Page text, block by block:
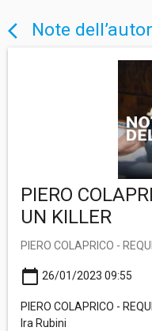
arrow_back_ios Note
PIERO
UN KILLER
PIERO COLAPRICO -
calendar_today 26/01/2023 09:55
PIERO COLAPRICO -
Ira Rubini